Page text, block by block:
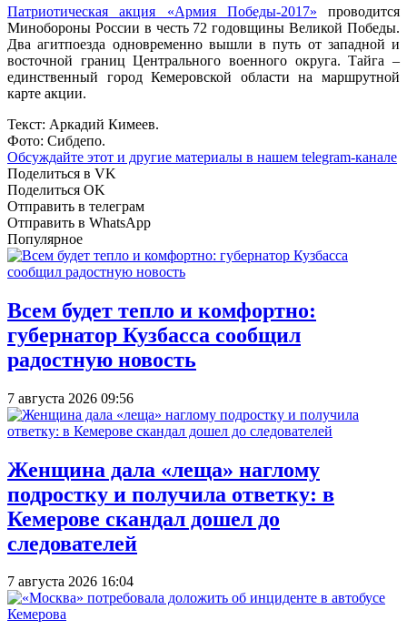
Патриотическая акция «Армия Победы-2017» проводится
Минобороны России в честь 72 годовщины Великой Победы.
Два агитпоезда одновременно вышли в путь от западной и
восточной границ Центрального военного округа. Тайга –
единственный город Кемеровской области на маршрутной
карте акции.
Текст: Аркадий Кимеев.
Фото: Сибдепо.
Обсуждайте этот и другие материалы в нашем telegram-канале
Поделиться в VK
Поделиться OK
Отправить в телеграм
Отправить в WhatsApp
Популярное
Всем будет тепло и комфортно:
губернатор Кузбасса сообщил
радостную новость
7 августа 2026 09:56
Женщина дала «леща» наглому
подростку и получила ответку: в
Кемерове скандал дошел до
следователей
7 августа 2026 16:04